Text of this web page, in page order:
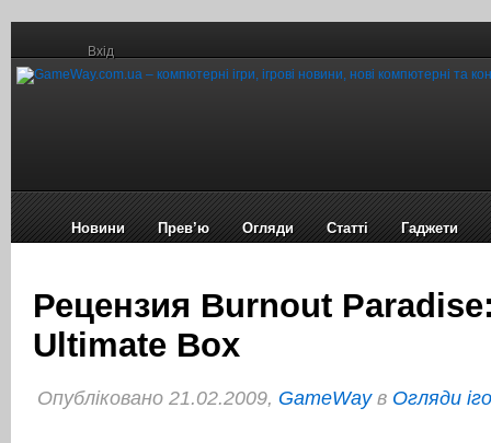
Вхід
Новини Прев’ю Огляди Статті Гаджети
Рецензия Burnout
Ultimate Box
Опубліковано 21.02.2009, GameWayв Огляди